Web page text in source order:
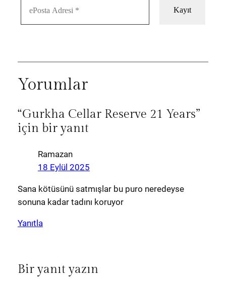
Yorumlar
“Gurkha Cellar Reserve 21 Years”
için bir yanıt
Ramazan
18 Eylül 2025
Sana kötüsünü satmışlar bu puro neredeyse
sonuna kadar tadını koruyor
Yanıtla
Bir yanıt yazın